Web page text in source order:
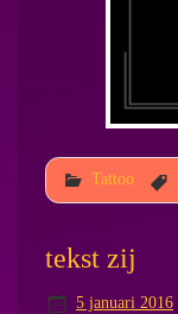
Tattoo
tekst zij
5 januari 2016